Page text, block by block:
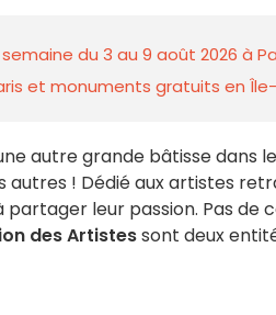
du 3 au 9 août 2026 à
et monuments gratuits en
autre grande bâtisse dans
autres ! Dédié aux artistes
leur passion. Pas de
des Artistessont deux